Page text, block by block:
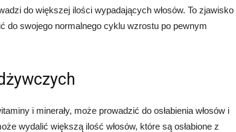
do większej ilości wypadających włosów. To zjawisko
do swojego normalnego cyklu wzrostu po pewnym
i minerały, może prowadzić do osłabienia włosów i
wydalić większą ilość włosów, które są osłabione z